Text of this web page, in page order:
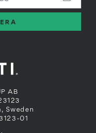
AB
Sweden
01